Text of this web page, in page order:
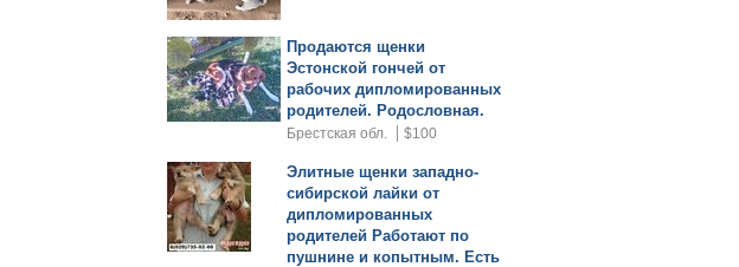
Продаются щенки
Эстонской гончей от
рабочих дипломированных
родителей. Родословная.
Брестская обл. $100
Элитные щенки западно-
сибирской лайки от
дипломированных
родителей Работают по
пушнине и копытным. Есть